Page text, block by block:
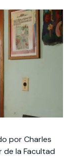
Noticias
por Charles
la Facultad